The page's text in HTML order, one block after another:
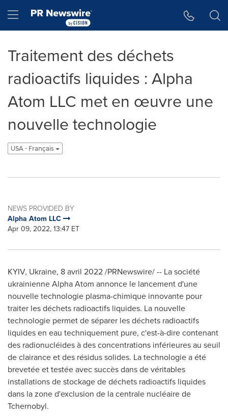
Hamburger menu
Traitement des déchets
radioactifs liquides : Alpha
Atom LLC met en œuvre une
nouvelle technologie
USA - Français
NEWS PROVIDED BY
Alpha Atom LLC
Apr 09, 2022, 13:47 ET
KYIV, Ukraine, 8 avril 2022 /PRNewswire/ -- La société
ukrainienne Alpha Atom annonce le lancement d'une
nouvelle technologie plasma-chimique innovante pour
traiter les déchets radioactifs liquides. La nouvelle
technologie permet de séparer les déchets radioactifs
liquides en eau techniquement pure, c'est-à-dire contenant
des radionucléides à des concentrations inférieures au seuil
de clairance et des résidus solides. La technologie a été
brevetée et testée avec succès dans de véritables
installations de stockage de déchets radioactifs liquides
dans la zone d'exclusion de la centrale nucléaire de
Tchernobyl.